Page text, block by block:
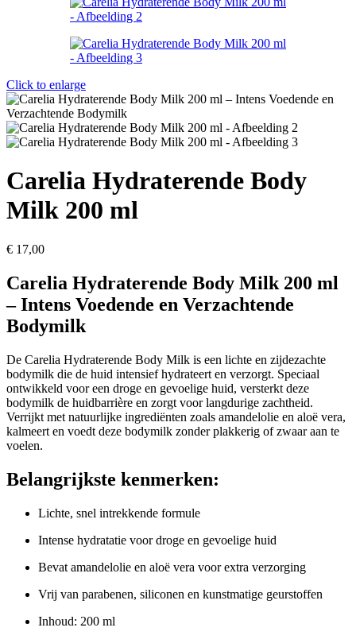
Click to enlarge
Carelia Hydraterende Body
Milk 200 ml
€ 17,00
Carelia Hydraterende Body Milk 200 ml
– Intens Voedende en Verzachtende
Bodymilk
De Carelia Hydraterende Body Milk is een lichte en zijdezachte
bodymilk die de huid intensief hydrateert en verzorgt. Speciaal
ontwikkeld voor een droge en gevoelige huid, versterkt deze
bodymilk de huidbarrière en zorgt voor langdurige zachtheid.
Verrijkt met natuurlijke ingrediënten zoals amandelolie en aloë vera,
kalmeert en voedt deze bodymilk zonder plakkerig of zwaar aan te
voelen.
Belangrijkste kenmerken:
Lichte, snel intrekkende formule
Intense hydratatie voor droge en gevoelige huid
Bevat amandelolie en aloë vera voor extra verzorging
Vrij van parabenen, siliconen en kunstmatige geurstoffen
Inhoud: 200 ml